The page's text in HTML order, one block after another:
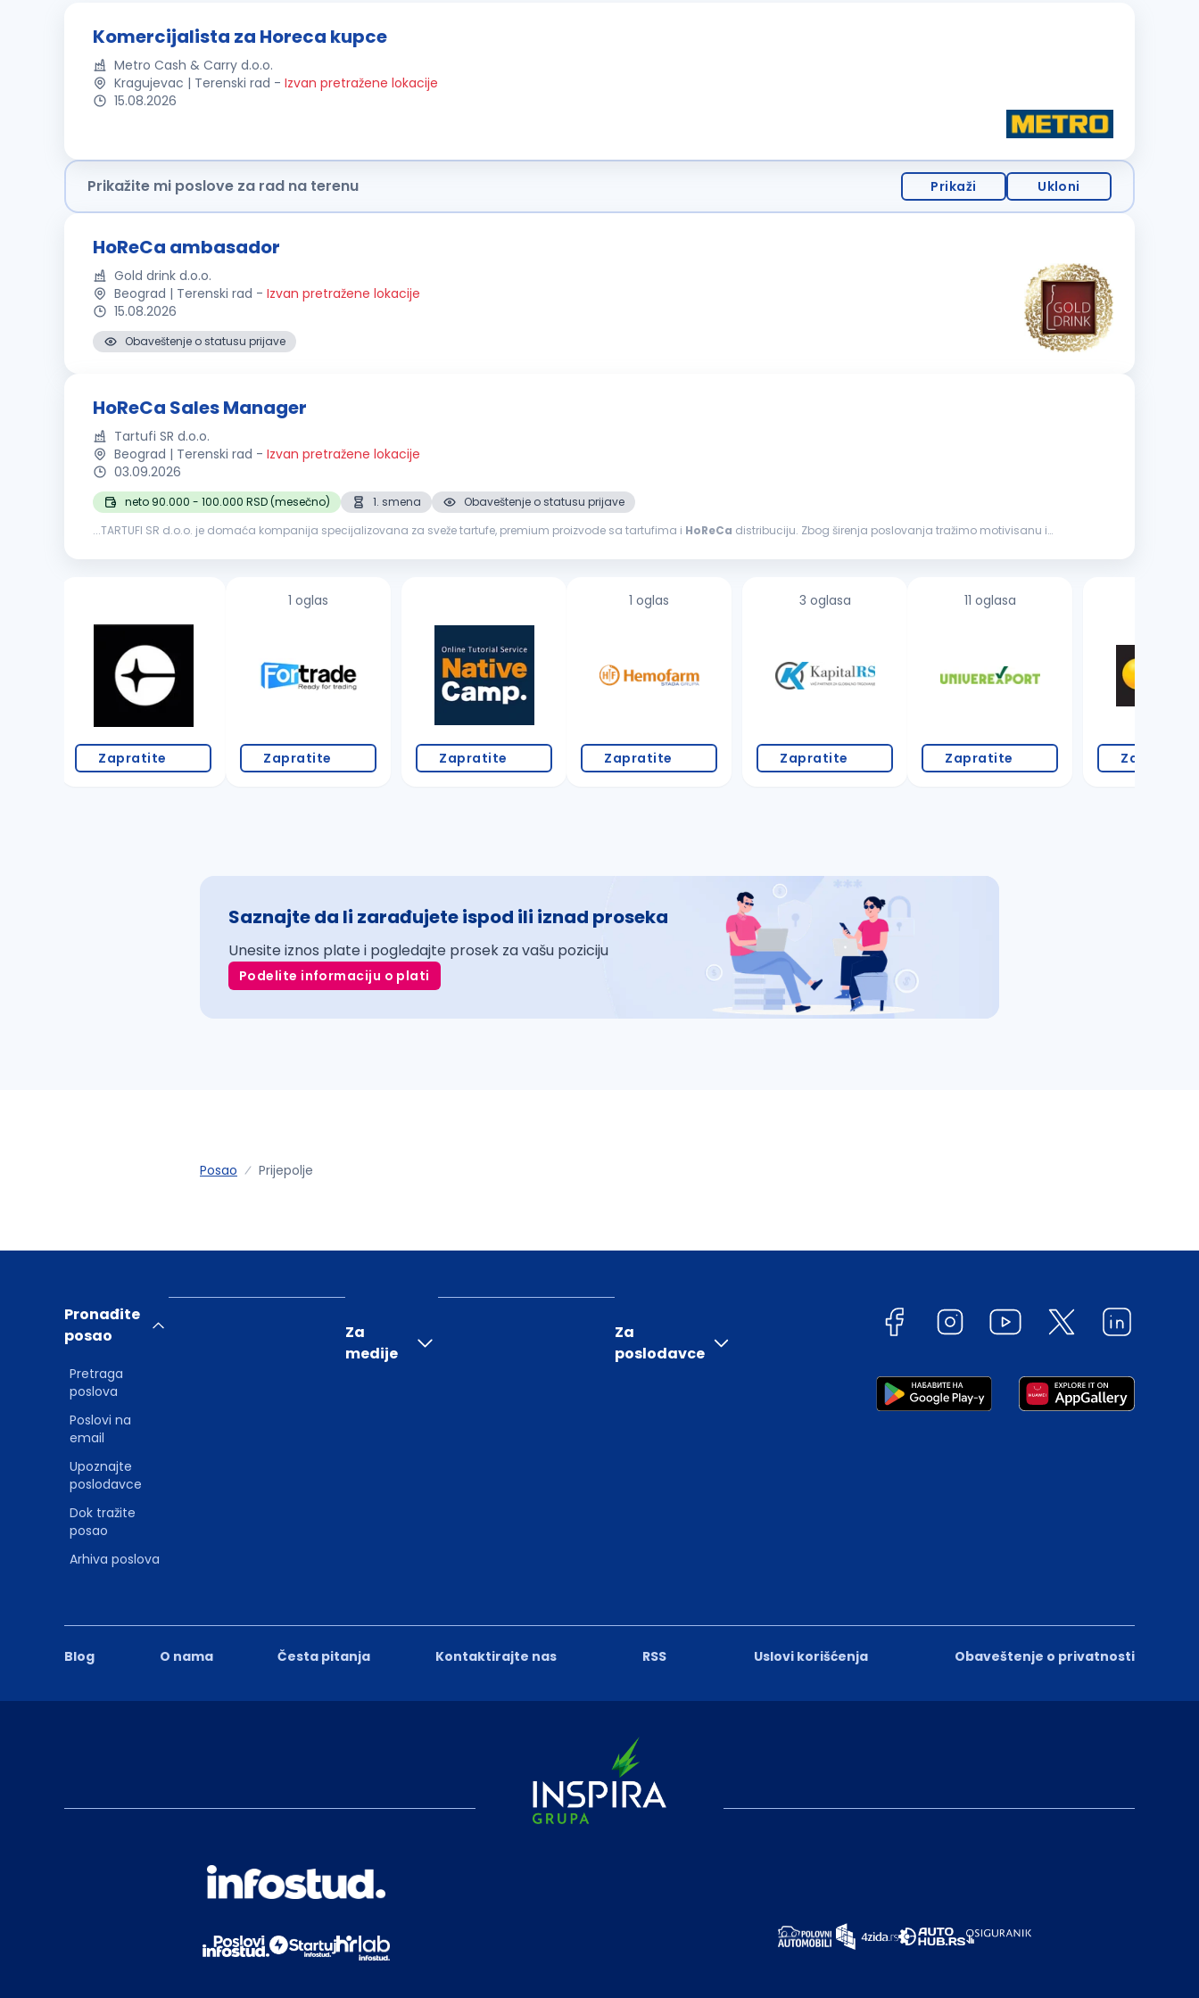
Komercijalista za Horeca kupce
Metro Cash & Carry d.o.o.
Kragujevac | Terenski rad - Izvan pretražene lokacije
15.08.2026
Prikažite mi poslove za rad na terenu Prikaži Ukloni
HoReCa ambasador
Gold drink d.o.o.
Beograd | Terenski rad - Izvan pretražene lokacije
15.08.2026
Obaveštenje o statusu prijave
HoReCa Sales Manager
Tartufi SR d.o.o.
Beograd | Terenski rad - Izvan pretražene lokacije
03.09.2026
neto 90.000 - 100.000 RSD (mesečno) 1. smena
Obaveštenje o statusu prijave
...TARTUFI SR d.o.o. je domaća kompanija specijalizovana za sveže tartufe, premium proizvode sa tartufima i HoReCa distribuciju. Zbog širenja poslovanja tražimo motivisanu i
Zapratite
1 oglas
Zapratite Zapratite
1 oglas
Zapratite
3 oglasa
Zapratite
11 oglasa
Zapratite Zapratite
Saznajte da li zarađujete ispod ili iznad proseka
Unesite iznos plate i pogledajte prosek za vašu poziciju
Podelite informaciju o plati
Posao Prijepolje
Blog O nama Česta pitanja Kontaktirajte nas RSS Uslovi korišćenja Obaveštenje o privatnosti
Pronađite
posao
Pretraga
poslova
Poslovi na
email
Upoznajte
poslodavce
Dok tražite
posao
Arhiva poslova
Za
medije
Za
poslodavce